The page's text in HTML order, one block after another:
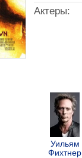
Актеры:
Уильям
Фихтнер